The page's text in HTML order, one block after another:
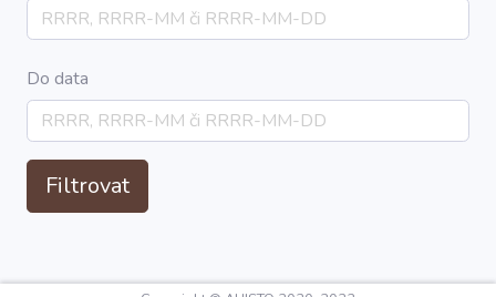
Do data
Filtrovat